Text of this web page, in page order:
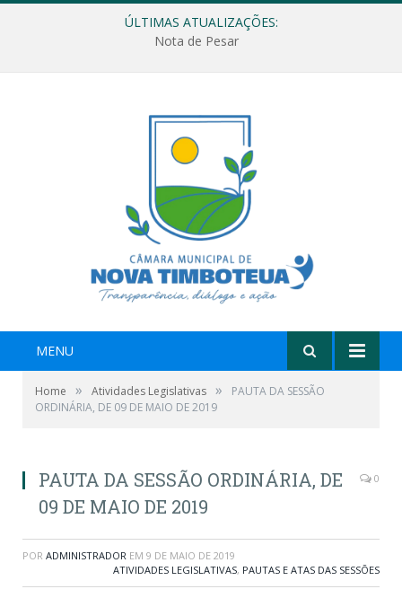
ÚLTIMAS ATUALIZAÇÕES:
Nota de Pesar
MENU
Home » Atividades Legislativas »
PAUTA DA SESSÃO
ORDINÁRIA, DE 09 DE MAIO DE 2019
PAUTA DA SESSÃO ORDINÁRIA, DE
09 DE MAIO DE 2019
0
POR ADMINISTRADOR EM 9 DE MAIO DE 2019
ATIVIDADES LEGISLATIVAS, PAUTAS E ATAS DAS SESSÕES